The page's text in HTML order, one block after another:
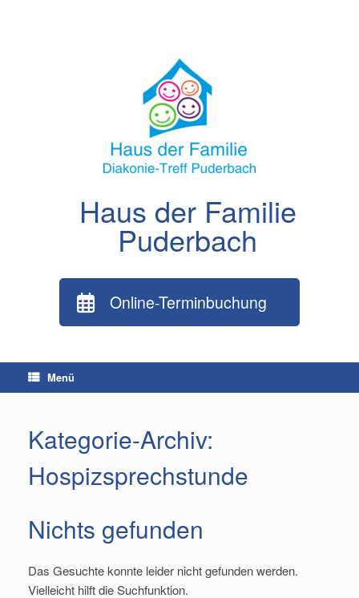
Haus der Familie
Puderbach
Online-Terminbuchung
Menü
Kategorie-Archiv:
Hospizsprechstunde
Nichts gefunden
Das Gesuchte konnte leider nicht gefunden werden.
Vielleicht hilft die Suchfunktion.